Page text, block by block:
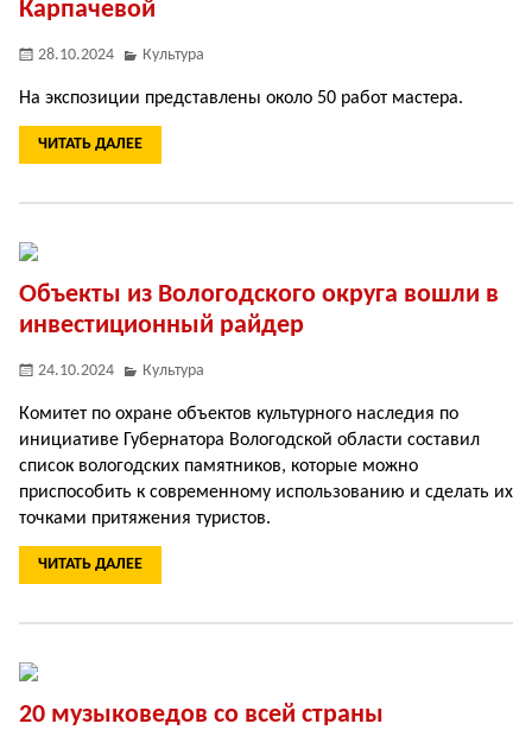
Карпачевой
28.10.2024 Культура
На экспозиции представлены около 50 работ мастера.
ЧИТАТЬ ДАЛЕЕ
Объекты из Вологодского округа вошли в
инвестиционный райдер
24.10.2024 Культура
Комитет по охране объектов культурного наследия по
инициативе Губернатора Вологодской области составил
список вологодских памятников, которые можно
приспособить к современному использованию и сделать их
точками притяжения туристов.
ЧИТАТЬ ДАЛЕЕ
20 музыковедов со всей страны